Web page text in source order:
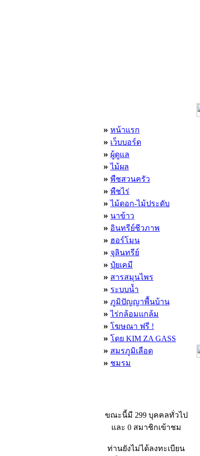
» หน้าแรก
» เว็บบอร์ด
» ผู้ดูแล
» ไม้ผล
» พืชสวนครัว
» พืชไร่
» ไม้ดอก-ไม้ประดับ
» นาข้าว
» อินทรีย์ชีวภาพ
» ฮอร์โมน
» จุลินทรีย์
» ปุ๋ยเคมี
» สารสมุนไพร
» ระบบน้ำ
» ภูมิปัญญาพื้นบ้าน
» ไร่กล้อมแกล้ม
» โฆษณา ฟรี !
» โดย KIM ZA GASS
» สมรภูมิเลือด
» ชมรม
ขณะนี้มี 299 บุคคลทั่วไป
และ 0 สมาชิกเข้าชม
ท่านยังไม่ได้ลงทะเบียน